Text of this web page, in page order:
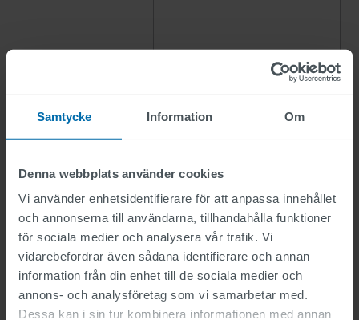
Samtycke Information Om
Denna webbplats använder cookies
Vi använder enhetsidentifierare för att anpassa innehållet
och annonserna till användarna, tillhandahålla funktioner
för sociala medier och analysera vår trafik. Vi
vidarebefordrar även sådana identifierare och annan
information från din enhet till de sociala medier och
annons- och analysföretag som vi samarbetar med.
Dessa kan i sin tur kombinera informationen med annan
Jag har läst och accepterat sekretesspolicyen.
Här hittar du vår integritetspolicy.